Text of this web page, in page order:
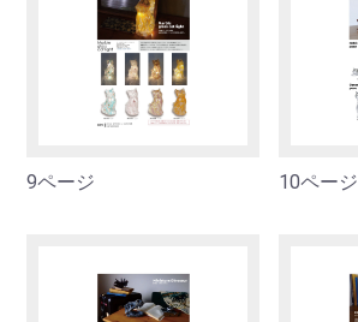
9ページ 10ページ